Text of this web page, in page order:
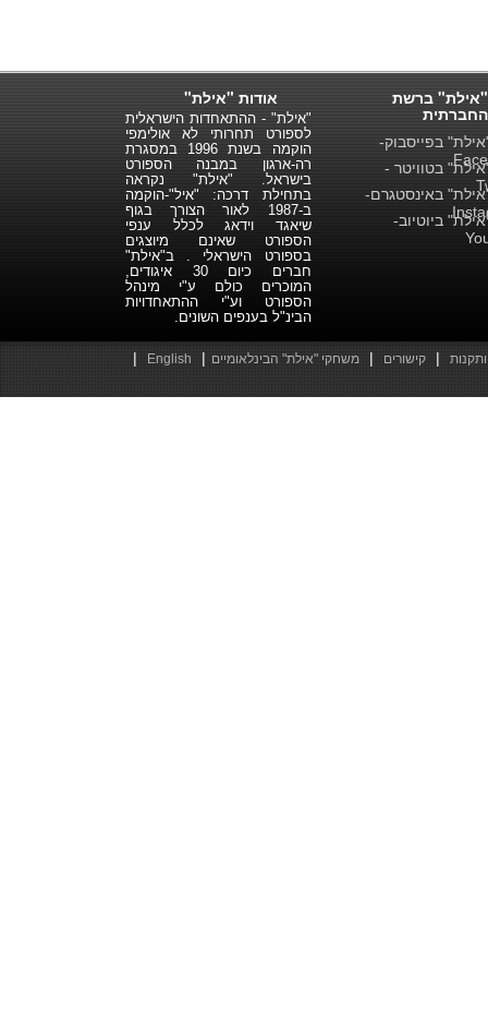
אודות "אילת"
"אילת" - ההתאחדות הישראלית
לספורט תחרותי לא אולימפי
הוקמה בשנת 1996 במסגרת
רה-ארגון במבנה הספורט
בישראל. "אילת" נקראה
בתחילת דרכה: "איל"-הוקמה
ב-1987 לאור הצורך בגוף
שיאגד וידאג לכלל ענפי
הספורט שאינם מיוצגים
בספורט הישראלי . ב"אילת"
חברים כיום 30 איגודים,
המוכרים כולם ע"י מינהל
הספורט וע"י ההתאחדויות
הבינ"ל בענפים השונים.
"אילת" ברשת
החברתית
בפייסבוק-
בטוויטר -
באינסטגרם-
ביוטיוב-
| קישורים | משחקי "אילת" הבינלאומיים |
English
|